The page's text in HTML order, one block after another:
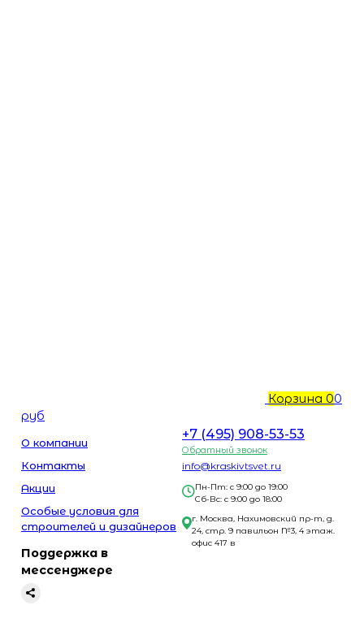
Корзина 00
руб
О компании
Контакты
Акции
Особые условия для
строителей и дизайнеров
Поддержка в
мессенджере
+7 (495) 908-53-53
Обратный звонок
info@kraskivtsvet.ru
Пн-Пт: с 9:00 до 19:00
Сб-Вс: с 9:00 до 18:00
г. Москва, Нахимовский пр-т, д.
24, стр. 9 павильон №3, 4 этаж.
офис 417 в